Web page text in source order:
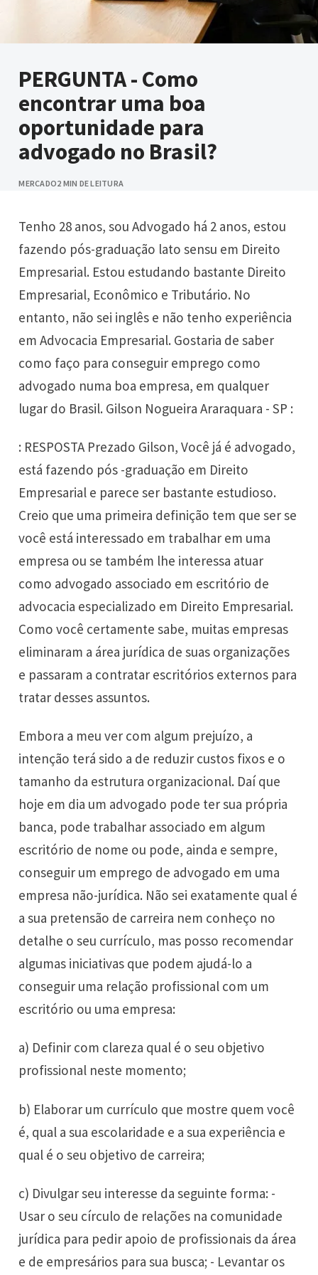
PERGUNTA - Como
encontrar uma boa
oportunidade para
advogado no Brasil?
MERCADO2 MIN DE LEITURA
Tenho 28 anos, sou Advogado há 2 anos, estou
fazendo pós-graduação lato sensu em Direito
Empresarial. Estou estudando bastante Direito
Empresarial, Econômico e Tributário. No
entanto, não sei inglês e não tenho experiência
em Advocacia Empresarial. Gostaria de saber
como faço para conseguir emprego como
advogado numa boa empresa, em qualquer
lugar do Brasil. Gilson Nogueira Araraquara - SP :
: RESPOSTA Prezado Gilson, Você já é advogado,
está fazendo pós -graduação em Direito
Empresarial e parece ser bastante estudioso.
Creio que uma primeira definição tem que ser se
você está interessado em trabalhar em uma
empresa ou se também lhe interessa atuar
como advogado associado em escritório de
advocacia especializado em Direito Empresarial.
Como você certamente sabe, muitas empresas
eliminaram a área jurídica de suas organizações
e passaram a contratar escritórios externos para
tratar desses assuntos.
Embora a meu ver com algum prejuízo, a
intenção terá sido a de reduzir custos fixos e o
tamanho da estrutura organizacional. Daí que
hoje em dia um advogado pode ter sua própria
banca, pode trabalhar associado em algum
escritório de nome ou pode, ainda e sempre,
conseguir um emprego de advogado em uma
empresa não-jurídica. Não sei exatamente qual é
a sua pretensão de carreira nem conheço no
detalhe o seu currículo, mas posso recomendar
algumas iniciativas que podem ajudá-lo a
conseguir uma relação profissional com um
escritório ou uma empresa:
a) Definir com clareza qual é o seu objetivo
profissional neste momento;
b) Elaborar um currículo que mostre quem você
é, qual a sua escolaridade e a sua experiência e
qual é o seu objetivo de carreira;
c) Divulgar seu interesse da seguinte forma: -
Usar o seu círculo de relações na comunidade
jurídica para pedir apoio de profissionais da área
e de empresários para sua busca; - Levantar os